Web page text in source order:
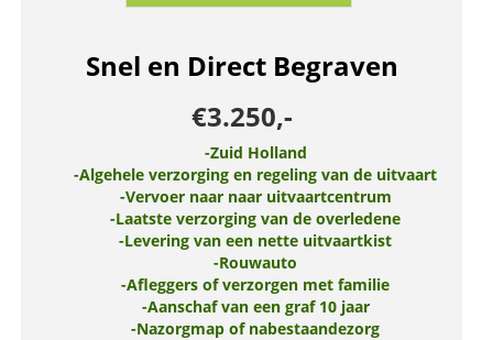
Snel en Direct Begraven
€3.250,-
-Zuid Holland
-Algehele verzorging en regeling van de uitvaart
-Vervoer naar naar uitvaartcentrum
-Laatste verzorging van de overledene
-Levering van een nette uitvaartkist
-Rouwauto
-Afleggers of verzorgen met familie
-Aanschaf van een graf 10 jaar
-Nazorgmap of nabestaandezorg